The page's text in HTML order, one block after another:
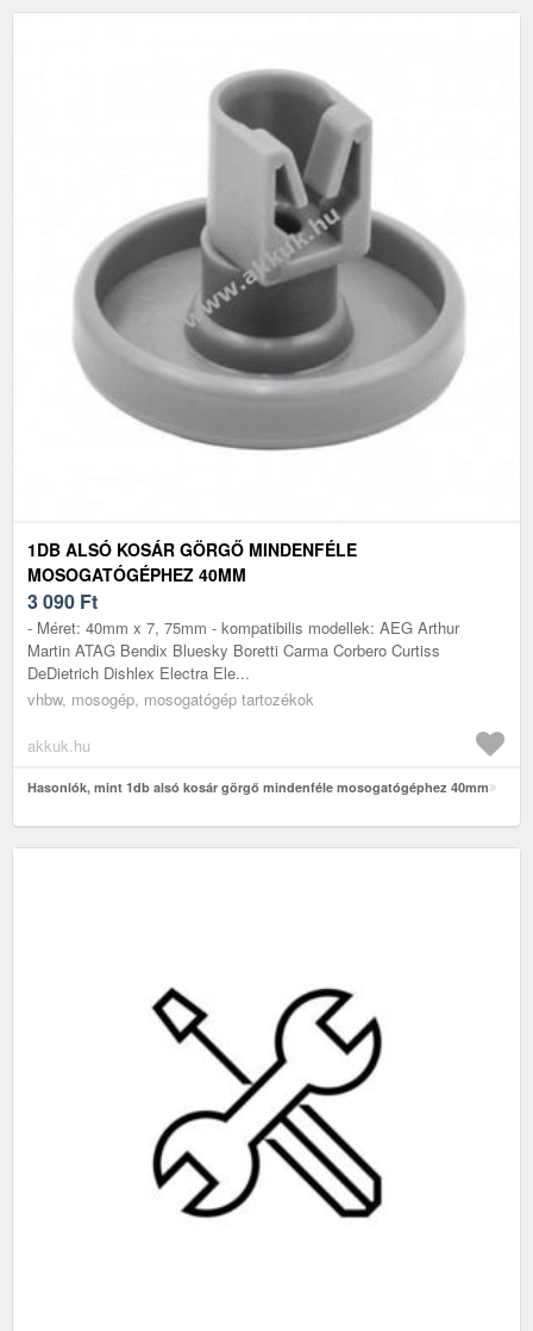
1DB ALSÓ KOSÁR GÖRGŐ MINDENFÉLE
MOSOGATÓGÉPHEZ 40MM
3 090 Ft
- Méret: 40mm x 7, 75mm - kompatibilis modellek: AEG Arthur
Martin ATAG Bendix Bluesky Boretti Carma Corbero Curtiss
DeDietrich Dishlex Electra Ele...
vhbw, mosogép, mosogatógép tartozékok
akkuk.hu
Hasonlók, mint 1db alsó kosár görgő mindenféle mosogatógéphez 40mm